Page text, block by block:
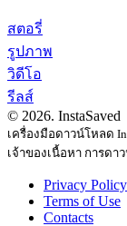
สตอรี่
รูปภาพ
วิดีโอ
รีลส์
© 2026. InstaSaved
เครื่องมือดาวน์โหลด
เจ้าของเนื้อหา การด
Privacy Policy
Terms of Use
Contacts